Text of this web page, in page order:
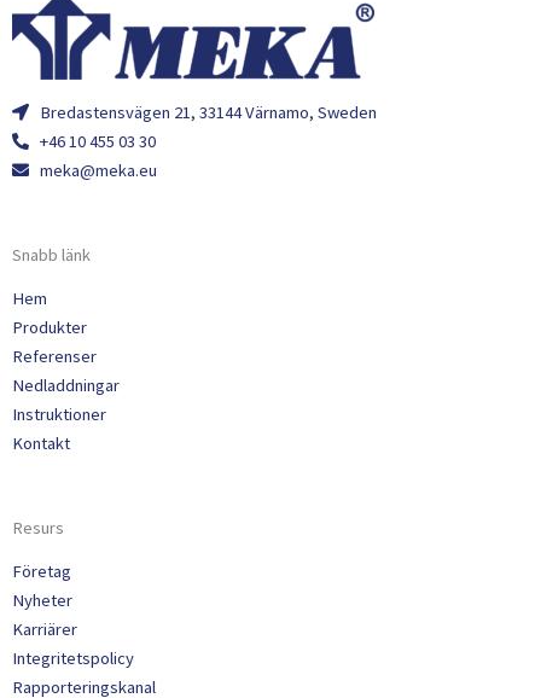
Bredastensvägen 21, 33144 Värnamo, Sweden
+46 10 455 03 30
meka@meka.eu
Snabb länk
Hem
Produkter
Referenser
Nedladdningar
Instruktioner
Kontakt
Resurs
Företag
Nyheter
Karriärer
Integritetspolicy
Rapporteringskanal